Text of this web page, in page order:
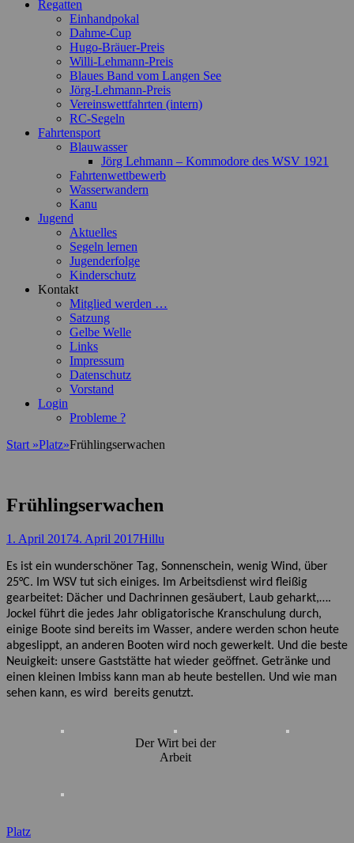
Regatten
Einhandpokal
Dahme-Cup
Hugo-Bräuer-Preis
Willi-Lehmann-Preis
Blaues Band vom Langen See
Jörg-Lehmann-Preis
Vereinswettfahrten (intern)
RC-Segeln
Fahrtensport
Blauwasser
Jörg Lehmann – Kommodore des WSV 1921
Fahrtenwettbewerb
Wasserwandern
Kanu
Jugend
Aktuelles
Segeln lernen
Jugenderfolge
Kinderschutz
Kontakt
Mitglied werden …
Satzung
Gelbe Welle
Links
Impressum
Datenschutz
Vorstand
Login
Probleme ?
Start »Platz»Frühlingserwachen
Frühlingserwachen
Posted
1. April 20174. April 2017Autor
Hillu
Es ist ein wunderschöner Tag, Sonnenschein, wenig Wind, über
25°C. Im WSV tut sich einiges. Im Arbeitsdienst wird fleißig
gearbeitet: Dächer und Dachrinnen gesäubert, Laub geharkt,….
Jockel führt die jedes Jahr obligatorische Kranschulung durch,
einige Boote sind bereits im Wasser, andere werden schon heute
abgeslippt, an anderen Booten wird noch gewerkelt. Und die beste
Neuigkeit: unsere Gaststätte hat wieder geöffnet. Getränke und
einen kleinen Imbiss kann man ab heute bestellen. Und wie man
sehen kann, es wird
bereits genutzt.
Der Wirt bei der
Arbeit
Kategorien
Platz